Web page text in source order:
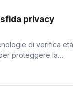
privacy
di verifica età
proteggere la